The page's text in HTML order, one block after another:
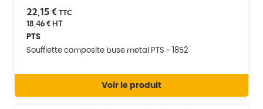
22,15 € TTC
18,46 €HT
PTS
Soufflette composite buse metal PTS - 1852
Voir le produit